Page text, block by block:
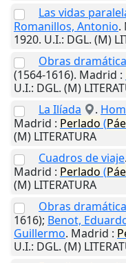
Las vidas
Romanillos, Antonio.
1920. U.I.: DGL. (M)
Obras
(1564-1616). Madrid :
U.I.: DGL. (M)
La Ilíada
.
Madrid : Perlado (
(M) LITERATURA
Cuadros de viaje.
Madrid : Perlado (
(M) LITERATURA
Obras
1616); Benot,
Guillermo. Madrid :
U.I.: DGL. (M)